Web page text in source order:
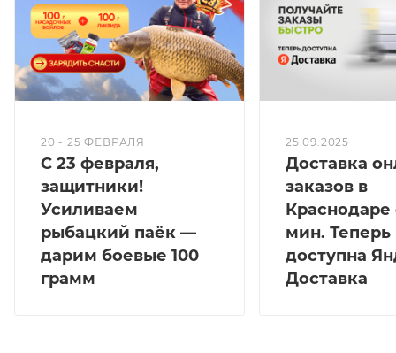
Комлевая часть специально усилена перекрестным
плетением карбона по запатентованной технологии
HT-Cross-Winding. Это придаёт бланку
дополнительную жёсткость, быстроту и
восстанавливаемость при забросе. В то же время
позволяет выполнять достаточно дальние забросы
рыболовам с различной физической подготовкой.
На сегодняшний день споды Competition, конечно
же, не являются самыми дальнобойными сподами
из линейки сподов Sportex, но они продолжают
производить кормление на достаточно дальних
дистанциях (120-130 м) практически без усталости в
20 - 25 ФЕВРАЛЯ
С 23 февраля,
защитники!
Усиливаем
рыбацкий паёк —
дарим боевые 100
грамм
25.09.2025
Доставка
заказов в
Краснодаре
мин. Теперь
доступна
Доставка